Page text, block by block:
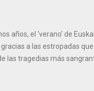
años, el ‘verano’ de
a las estropadas
las tragedias más
Civil Española, por la